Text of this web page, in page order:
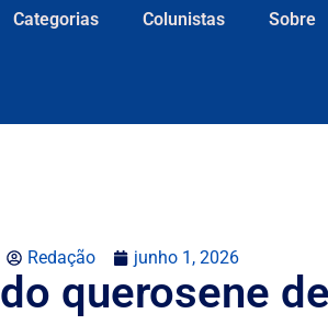
Categorias Colunistas Sobre
Redação junho 1, 2026
querosene